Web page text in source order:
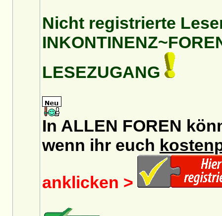
Nicht registrierte
LESEZUGANG
In ALLEN FOREN
wenn ihr euch
anklicken >